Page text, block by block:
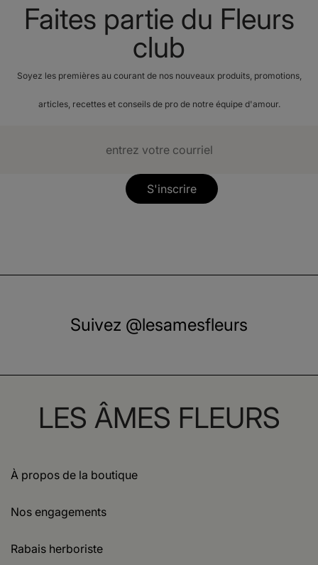
Faites partie du Fleurs
club
Soyez les premières au courant de nos nouveaux produits, promotions,
articles, recettes et conseils de pro de notre équipe d'amour.
S'inscrire
Suivez @lesamesfleurs
LES ÂMES FLEURS
À propos de la boutique
Nos engagements
Rabais herboriste